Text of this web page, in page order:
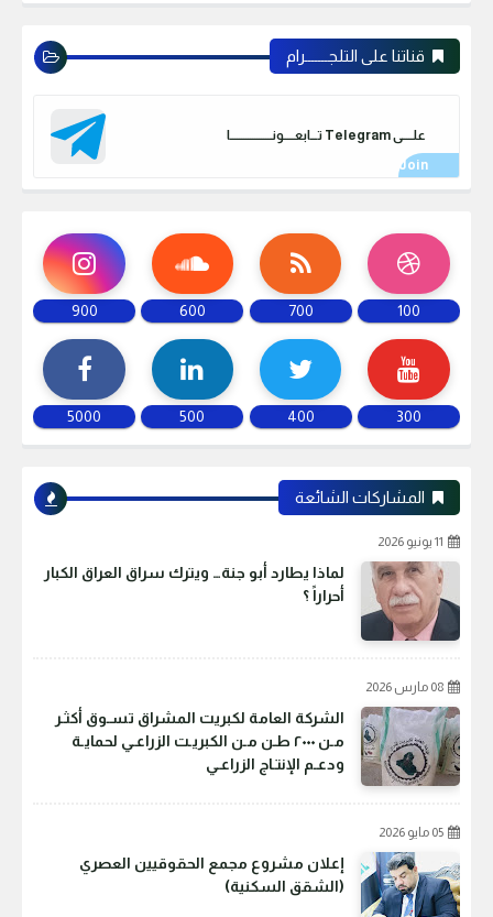
قناتنا على التلجـــــــرام
علـــــى Telegram تـــابعـــــونـــــــــــــــــــا
100
700
600
900
300
400
500
5000
المشاركات الشائعة
11 يونيو 2026
لماذا يطارد أبو جنة… ويترك سراق العراق الكبار
أحراراً ؟
08 مارس 2026
الشركة العامة لكبريت المشراق تسـوق أكثـر
مـن ٢٠٠٠ طـن مـن الكبريـت الزراعـي لحمايـة
ودعـم الإنتـاج الزراعـي
05 مايو 2026
إعلان مشروع مجمع الحقوقيين العصري
(الشقق السكنية)